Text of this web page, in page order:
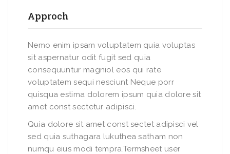
Approch
Nemo enim ipsam voluptatem quia voluptas
sit aspernatur odit fugit sed quia
consequuntur magniol eos qui rate
voluptatem sequi nesciunt Neque porr
quisqua estima dolorem ipsum quia dolore sit
amet const sectetur adipisci.
Quia dolore sit amet const sectet adipisci vel
sed quia suthagara lukuthea satham non
numqu eius modi tempra.Termsheet user